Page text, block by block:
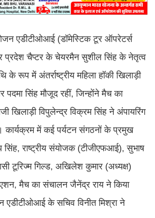
एडीटीओआई (डॉमेस्टिक टूर ऑपरेटर्स
प्रदेश चैप्टर के चेयरमैन सुशील सिंह के नेतृत्व
रूप में अंतर्राष्ट्रीय महिला हॉकी खिलाड़ी
सिंह मौजूद रहीं, जिन्होंने मैच का
खिलाड़ी विपुलेन्द्र विक्रम सिंह ने अंपायरिंग
कार्यक्रम में कई पर्यटन संगठनों के प्रमुख
राष्ट्रीय संयोजक (टीजीएफआई), सुभाष
टूरिज्म गिल्ड, अखिलेश कुमार (अध्यक्ष)
मैच का संचालन जैनेंद्र राय ने किया
एडीटीओआई के सचिव विनीत मिश्रा ने